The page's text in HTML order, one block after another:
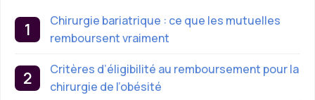
Chirurgie bariatrique : ce que les mutuelles
remboursent vraiment
Critères d’éligibilité au remboursement pour la
chirurgie de l’obésité